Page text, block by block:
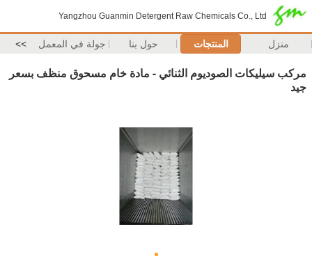
Yangzhou Guanmin Detergent Raw Chemicals Co., Ltd
منزل المنتجات حول بنا جولة في المعمل >>
مركب سيليكات الصوديوم الثنائي - مادة خام مسحوق منظف بسعر
جيد